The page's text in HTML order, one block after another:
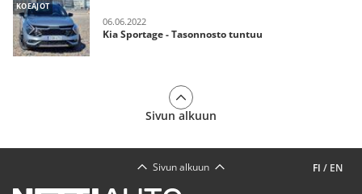
KOEAJOT
06.06.2022
Kia Sportage - Tasonnosto tuntuu
Sivun alkuun
FI / EN
Sivun alkuun